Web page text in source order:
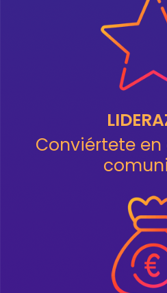
Conviértete